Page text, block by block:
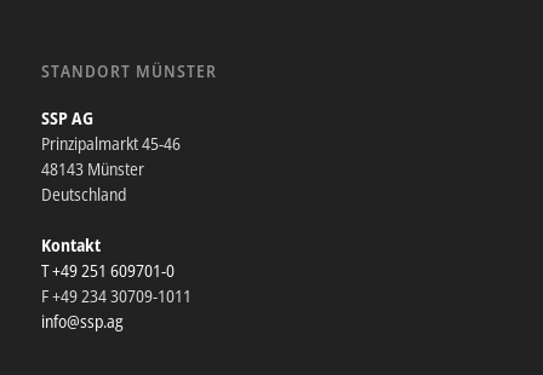
STANDORT MÜNSTER
SSP AG
Prinzipalmarkt 45-46
48143 Münster
Deutschland
Kontakt
T +49 251 609701-0
F +49 234 30709-1011
info@ssp.ag